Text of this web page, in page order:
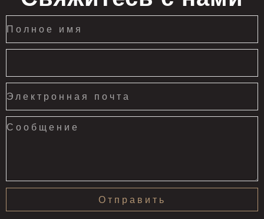
Отправить